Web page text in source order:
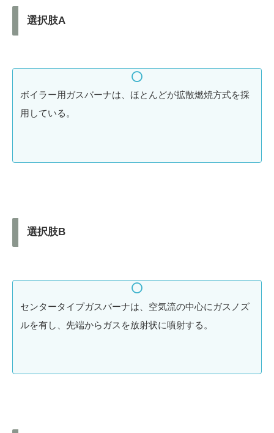
選択肢A
ボイラー用ガスバーナは、ほとんどが拡散燃焼方式を採
用している。
選択肢B
センタータイプガスバーナは、空気流の中心にガスノズ
ルを有し、先端からガスを放射状に噴射する。